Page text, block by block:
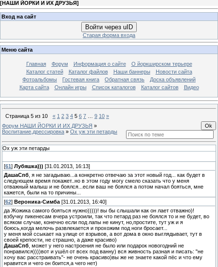
[НАШИ ЙОРКИ И ИХ ДРУЗЬЯ]
Вход на сайт
Войти через uID
Старая форма входа
Меню сайта
Главная Форум Информация о сайте
О йоркширском терьере
Каталог статей
Каталог файлов Наши баннеры
Новости сайта
Фотоальбомы
Гостевая книга Обратная связь
Доска объявлений
Карта сайта
Онлайн игры Список каталогов Каталог сайтов Видео
Страница 5 из 10 « 1 2 3 4 5 6 7 9 10 »
Форум НАШИ ЙОРКИ И ИХ ДРУЗЬЯ »
Воспитание,дрессировка » Ох уж эти петарды
Ох уж эти петарды
[61 ] Лубяшка))) [31.01.2013, 16:13]
ДашаСпб , я не загадываю...а конкретно отвечаю за этот новый год... как будет в
следующем время покажет..но в этом году могу смело сказать что у меня
отважный малыш и не боялся...если ваш не боялся а потом начал бояться, мне
кажется, были на то причины...
[62] Вероника-Симба [31.01.2013, 16:40]
да Жожика самого бояться нужно)))))! вы бы слышали как он лает отважно)!
взбучку пикенесам вчера устроили, так что петард раз не боялся то и не будет, во
всяком случае, конечно если под лапы не кинут, но,простите, тут уж и я
боюсь,когда мелочь развлекается и прохожим под ноги бросает...
у меня мой ссыкает на улице от взрывов, а вот дома в окно выглядывает, тут в
своей крепости, не страшно, а даже красиво)
ДашаСпб , может у него настроения не было или подарок новогодний не
понравился))))вот и ушёл от всех под ванну) вся живность разная и писать: "не
хочу вас расстраивать"- не очень красиво)вы же не знаете какой пёс и что ему
нравится и чего он боится,а чего нет)